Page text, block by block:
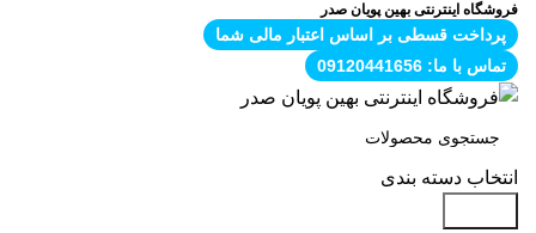
فروشگاه اینترنتی بهین پویان صدر
پرداخت قسطی بر اساس اعتبار مالی شما
تماس با ما: 09120441656
انتخاب دسته بندی